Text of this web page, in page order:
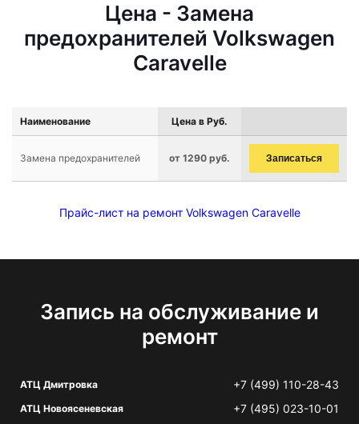
Цена - Замена
предохранителей Volkswagen
Caravelle
Наименование Цена в Руб.
Замена предохранителей от 1290 руб. Записаться
Прайс-лист на ремонт Volkswagen Caravelle
Запись на обслуживание и
ремонт
АТЦ Дмитровка +7 (499) 110-28-43
АТЦ Новоясеневская +7 (495) 023-10-01